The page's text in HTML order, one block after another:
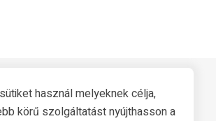
használ melyeknek célja,
körű szolgáltatást nyújthasson a